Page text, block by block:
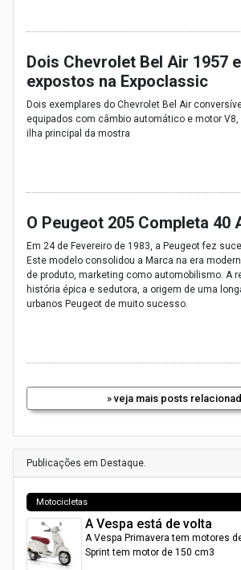
Dois Chevrolet Bel Air 1957
expostos na Expoclassic
Dois exemplares do Chevrolet Bel Air
equipados com câmbio automático e motor
ilha principal da mostra
O Peugeot 205 Completa 40
Em 24 de Fevereiro de 1983, a Peugeot fez
Este modelo consolidou a Marca na era
de produto, marketing como automobilismo. A
história épica e sedutora, a origem de uma
urbanos Peugeot de muito sucesso.
» veja mais posts
Publicações em Destaque.
Motocicletas
A Vespa está de volta
A Vespa Primavera tem motores
Sprint tem motor de 150 cm3